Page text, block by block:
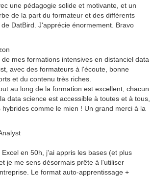
une pédagogie solide et motivante, et un
de la part du formateur et des différents
DatBird. J'apprécie énormement. Bravo
mes formations intensives en distanciel data
avec des formateurs à l'écoute, bonne
et du contenu très riches.
au long de la formation est excellent, chacun
data science est accessible à toutes et à tous,
comme le mien ! Un grand merci à la
en 50h, j'ai appris les bases (et plus
je me sens désormais prête à l'utiliser
Le format auto-apprentissage +